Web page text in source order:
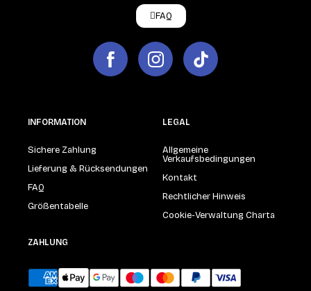
FAQ
INFORMATION
Sichere Zahlung
Lieferung & Rücksendungen
FAQ
Größentabelle
LEGAL
Allgemeine
Verkaufsbedingungen
Kontakt
Rechtlicher Hinweis
Cookie-Verwaltung Charta
ZAHLUNG